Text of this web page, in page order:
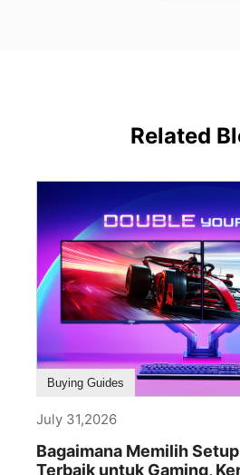
Related
Buying Guides
July 31,2026
Bagaimana Memilih
Terbaik untuk Gaming,